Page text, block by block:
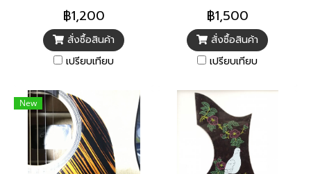
฿1,200
สั่งซื้อสินค้า
เปรียบเทียบ
฿1,500
สั่งซื้อสินค้า
เปรียบเทียบ
New